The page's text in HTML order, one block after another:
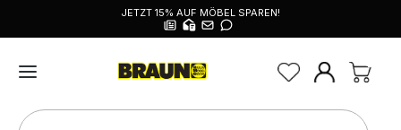
JETZT 15% AUF MÖBEL SPAREN!